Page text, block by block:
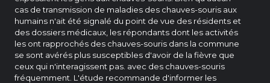
cas de transmission de maladies des chauves-souris aux
humains n'ait été signalé du point de vue des résidents et
des dossiers médicaux, les répondants dont les activités
les ont rapprochés des chauves-souris dans la commune
se sont avérés plus susceptibles d'avoir de la fièvre que
ceux qui n'interagissent pas. avec des chauves-souris
fréquemment. L'étude recommande d'informer les